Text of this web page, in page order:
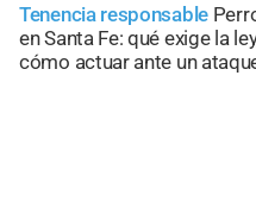
Tenencia responsable
en Santa Fe: qué exige la
cómo actuar ante un